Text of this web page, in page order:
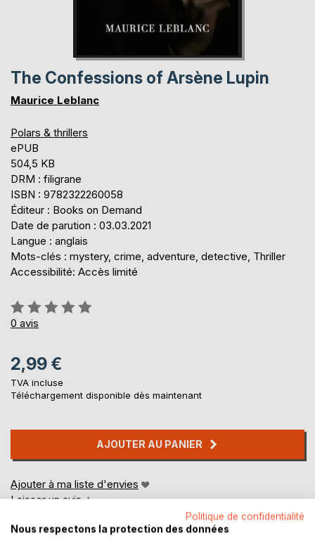
The Confessions of Arsène Lupin
Maurice Leblanc
Polars & thrillers
ePUB
504,5 KB
DRM : filigrane
ISBN : 9782322260058
Éditeur : Books on Demand
Date de parution : 03.03.2021
Langue : anglais
Mots-clés : mystery, crime, adventure, detective, Thriller
Accessibilité: Accès limité
Évaluation:
0%
0 avis
2,99 €
TVA incluse
Téléchargement disponible dès maintenant
AJOUTER AU PANIER
Ajouter à ma liste d'envies
Laisser un avis
Politique de confidentialité
Nous respectons la protection des données